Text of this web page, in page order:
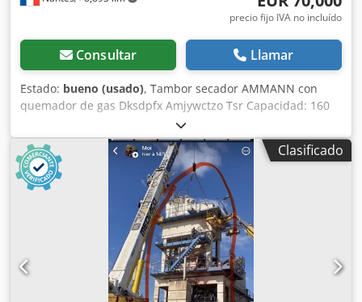
precio fijo IVA no incluído
Consultar Llamar
Estado: bueno (usado), Tambor secador AMMANN con
quemador de gas Dksdpfx Amjywctzo Tsr Capacidad: 160
Clasificado